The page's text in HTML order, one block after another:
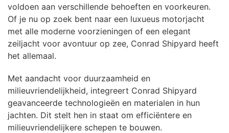
voldoen aan verschillende behoeften en voorkeuren.
Of je nu op zoek bent naar een luxueus motorjacht
met alle moderne voorzieningen of een elegant
zeiljacht voor avontuur op zee, Conrad Shipyard heeft
het allemaal.
Met aandacht voor duurzaamheid en
milieuvriendelijkheid, integreert Conrad Shipyard
geavanceerde technologieën en materialen in hun
jachten. Dit stelt hen in staat om efficiëntere en
milieuvriendelijkere schepen te bouwen.